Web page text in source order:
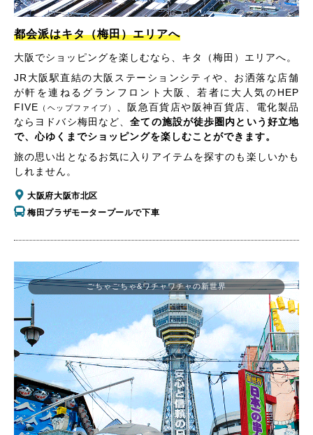
都会派はキタ（梅田）エリアへ
大阪でショッピングを楽しむなら、キタ（梅田）エリアへ。
JR大阪駅直結の大阪ステーションシティや、お洒落な店舗
が軒を連ねるグランフロント大阪、若者に大人気のHEP
FIVE （ヘップファイブ）
、阪急百貨店や阪神百貨店、電化製品
ならヨドバシ梅田など、全ての施設が徒歩圏内という好立地
で、心ゆくまでショッピングを楽しむことができます。
旅の思い出となるお気に入りアイテムを探すのも楽しいかも
しれません。
大阪府大阪市北区
梅田プラザモータープールで下車
ごちゃごちゃ&ワチャワチャの新世界